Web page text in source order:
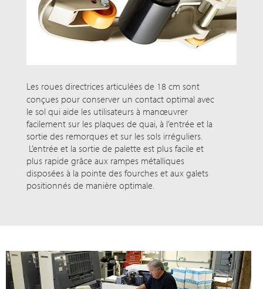
Les roues directrices articulées de 18 cm sont
conçues pour conserver un contact optimal avec
le sol qui aide les utilisateurs à manœuvrer
facilement sur les plaques de quai, à l’entrée et la
sortie des remorques et sur les sols irréguliers.
L’entrée et la sortie de palette est plus facile et
plus rapide grâce aux rampes métalliques
disposées à la pointe des fourches et aux galets
positionnés de manière optimale.